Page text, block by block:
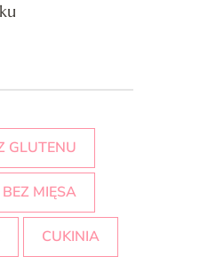
GLUTENU
BEZ MIĘSA
CUKINIA